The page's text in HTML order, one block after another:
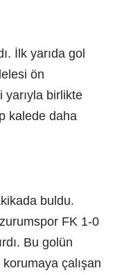
İlk yarıda gol
ön
yarıyla birlikte
kalede daha
buldu.
FK 1-0
Bu golün
çalışan